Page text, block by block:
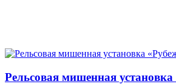
Рельсовая мишенная